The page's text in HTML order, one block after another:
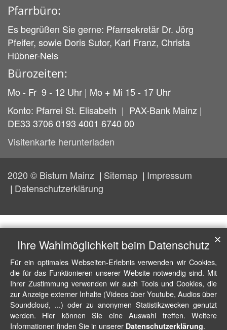
Pfarrbüro:
Es begrüßen Sie gerne: Pfarrsekretär Dr. Jörg
Pfeifer, sowie Doris Sutor, Karl Franz, Christa
Hübner-Nels
Bürozeiten:
Mo - Fr 9 - 12 Uhr | Mo + Mi 15 - 17 Uhr
Konto: Pfarrei St. Elisabeth | PAX-Bank Mainz |
DE33 3706 0193 4001 6740 00
Visitenkarte herunterladen
2020 © Bistum Mainz Sitemap
Impressum
Datenschutzerklärung
Ihre Wahlmöglichkeit beim Datenschutz
Für ein optimales Webseiten-Erlebnis verwenden wir Cookies,
die für das Funktionieren unserer Website notwendig sind. Mit
Ihrer Zustimmung verwenden wir auch Tools und Cookies, die
zur Anzeige externer Inhalte (Videos über Youtube, Audios über
Soundcloud, ...) oder zu anonymen Statistikzwecken genutzt
werden. Hier können Sie eine Auswahl treffen. Weitere
Informationen finden Sie in unserer Datenschutzerklärung.
✕